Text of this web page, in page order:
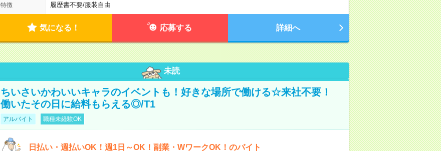
特徴 履歴書不要/服装自由
気になる！ 応募する 詳細へ
未読
ちいさいかわいいキャラのイベントも！好きな場所で働ける☆来社不要！
働いたその日に給料もらえる◎/T1
アルバイト 職種未経験OK
日払い・週払いOK！週1日～OK！副業・WワークOK！のバイト